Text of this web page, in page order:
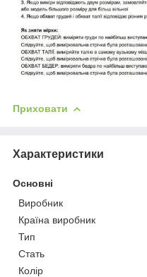
Приховати
Характеристики
Основні
Виробник
Країна виробник
Тип
Стать
Колір